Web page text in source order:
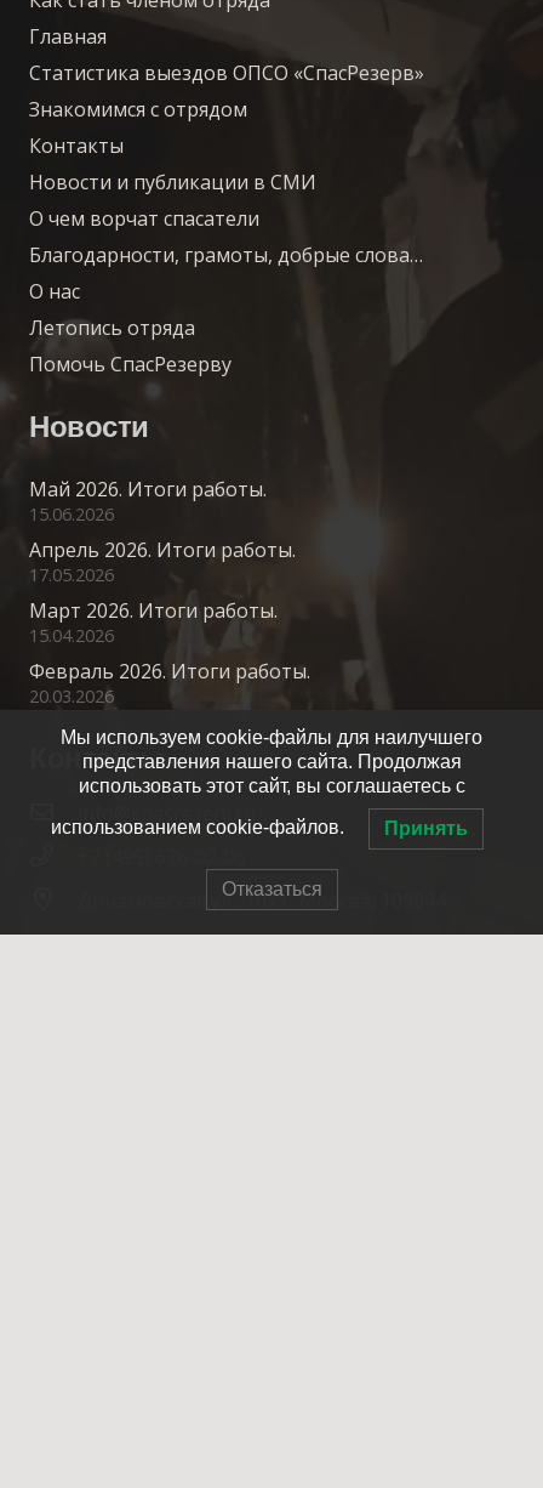
Главная
Статистика выездов ОПСО «СпасРезерв»
Знакомимся с отрядом
Контакты
Новости и публикации в СМИ
О чем ворчат спасатели
Благодарности, грамоты, добрые слова…
О нас
Летопись отряда
Помочь СпасРезерву
Новости
Май 2026. Итоги работы.
15.06.2026
Апрель 2026. Итоги работы.
17.05.2026
Март 2026. Итоги работы.
15.04.2026
Февраль 2026. Итоги работы.
20.03.2026
Контакты
info@spasrezerv.ru
Динамовская ул., 10к1, Москва, 109044
Мы используем cookie-файлы для наилучшего
представления нашего сайта. Продолжая
использовать этот сайт, вы соглашаетесь с
использованием cookie-файлов. Принять
Отказаться